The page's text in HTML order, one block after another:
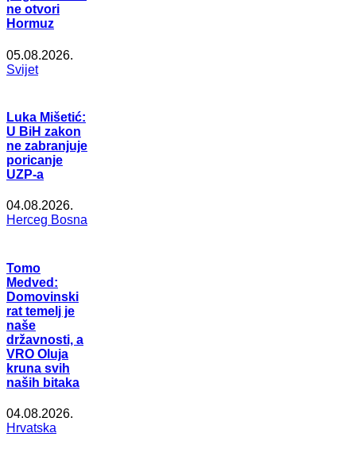
ne otvori
Hormuz
05.08.2026.
Svijet
Luka Mišetić:
U BiH zakon
ne zabranjuje
poricanje
UZP-a
04.08.2026.
Herceg Bosna
Tomo
Medved:
Domovinski
rat temelj je
naše
državnosti, a
VRO Oluja
kruna svih
naših bitaka
04.08.2026.
Hrvatska